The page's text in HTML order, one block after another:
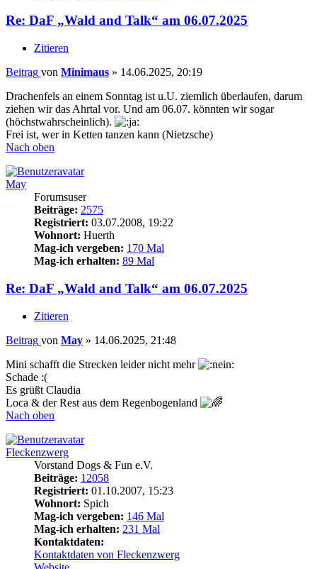
Re: DaF „Wald and Talk“ am 06.07.2025
Zitieren
Beitrag von Minimaus » 14.06.2025, 20:19
Drachenfels an einem Sonntag ist u.U. ziemlich überlaufen, darum
ziehen wir das Ahrtal vor. Und am 06.07. könnten wir sogar
(höchstwahrscheinlich).
Frei ist, wer in Ketten tanzen kann (Nietzsche)
Nach oben
May
Forumsuser
Beiträge: 2575
Registriert: 03.07.2008, 19:22
Wohnort: Huerth
Mag-ich vergeben: 170 Mal
Mag-ich erhalten: 89 Mal
Re: DaF „Wald and Talk“ am 06.07.2025
Zitieren
Beitrag von May » 14.06.2025, 21:48
Mini schafft die Strecken leider nicht mehr
Schade :(
Es grüßt Claudia
Loca & der Rest aus dem Regenbogenland
Nach oben
Fleckenzwerg
Vorstand Dogs & Fun e.V.
Beiträge: 12058
Registriert: 01.10.2007, 15:23
Wohnort: Spich
Mag-ich vergeben: 146 Mal
Mag-ich erhalten: 231 Mal
Kontaktdaten:
Kontaktdaten von Fleckenzwerg